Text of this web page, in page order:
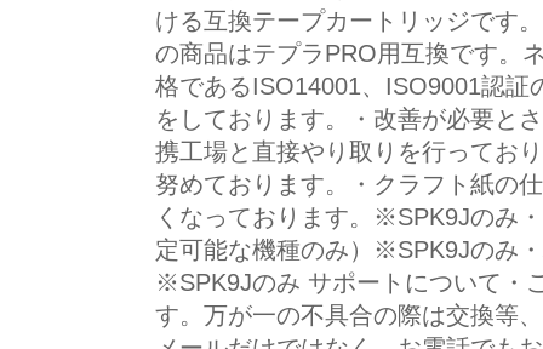
ける互換テープカートリッジです
の商品はテプラPRO用互換です。
格であるISO14001、ISO9001認
をしております。・改善が必要と
携工場と直接やり取りを行ってお
努めております。・クラフト紙の
くなっております。※SPK9Jのみ
定可能な機種のみ）※SPK9Jのみ
※SPK9Jのみ サポートについて・
す。万が一の不具合の際は交換等